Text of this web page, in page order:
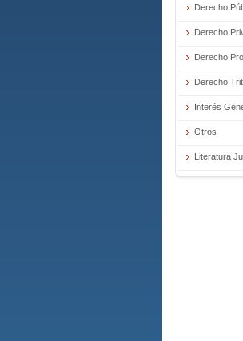
Derecho
Derecho
Derecho
Derecho
Interés
Otros
Literatura